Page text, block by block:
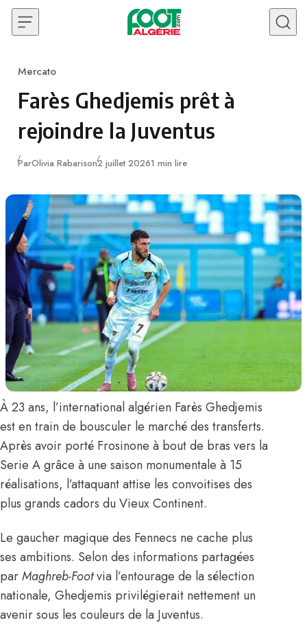
Skip to content
Category
Mercato
Farès Ghedjemis prêt à
rejoindre la Juventus
ParOlivia RabarisonPublié
2 juillet 20261 min lire
À 23 ans, l’international algérien Farès Ghedjemis
est en train de bousculer le marché des transferts.
Après avoir porté Frosinone à bout de bras vers la
Serie A grâce à une saison monumentale à 15
réalisations, l’attaquant attise les convoitises des
plus grands cadors du Vieux Continent.
Le gaucher magique des Fennecs ne cache plus
ses ambitions. Selon des informations partagées
parMaghreb-Footvia l’entourage de la sélection
nationale, Ghedjemis privilégierait nettement un
avenir sous les couleurs de la Juventus.